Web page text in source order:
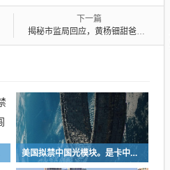
下一篇
揭秘市监局回应，黄杨钿甜爸爸连夜退股背后的故事
美国拟禁中国光模块。是卡中国脖子，还是先堵了自己的路？|大象财富